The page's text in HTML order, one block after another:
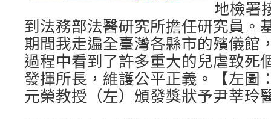
地檢署
到法務部法醫研究所擔任研究員。
期間我走遍全臺灣各縣市的殯儀館
過程中看到了許多重大的兒虐致死
發揮所長，維護公平正義。【左圖
元榮教授（左）頒發獎狀予尹莘玲